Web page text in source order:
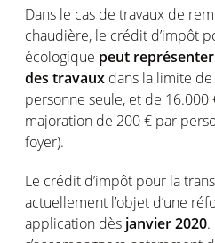
Dans le cas de travaux de
chaudière, le crédit d’impôt
écologique peut représenter
des travaux dans la limite
personne seule, et de
majoration de 200 € par
foyer).
Le crédit d’impôt pour la
actuellement l’objet d’une
application dès janvier 2020.